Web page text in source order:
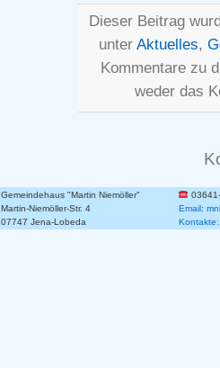
Dieser Beitrag
unter Aktuelles,
Kommentare zu
weder das
Gemeindehaus "Martin Niemöller"
Martin-Niemöller-Str. 4
Email:
07747 Jena-Lobeda